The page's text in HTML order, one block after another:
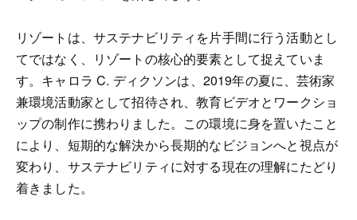
リゾートは、サステナビリティを片手間に行う活動とし
てではなく、リゾートの核心的要素として捉えていま
す。キャロラ C. ディクソンは、2019年の夏に、芸術家
兼環境活動家として招待され、教育ビデオとワークショ
ップの制作に携わりました。この環境に身を置いたこと
により、短期的な解決から長期的なビジョンへと視点が
変わり、サステナビリティに対する現在の理解にたどり
着きました。